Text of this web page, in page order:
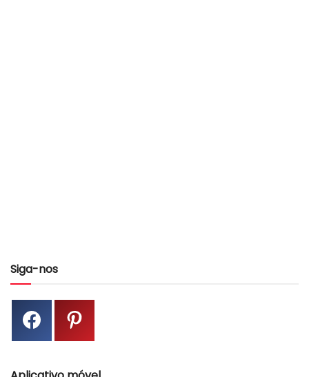
Siga-nos